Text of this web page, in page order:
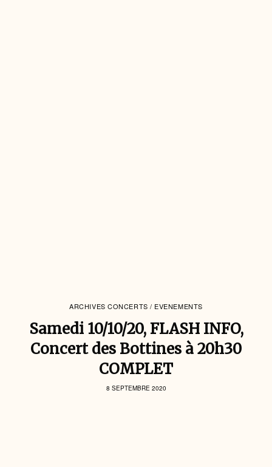
ARCHIVES CONCERTS / EVENEMENTS
Samedi 10/10/20, FLASH INFO,
Concert des Bottines à 20h30
COMPLET
8 SEPTEMBRE 2020